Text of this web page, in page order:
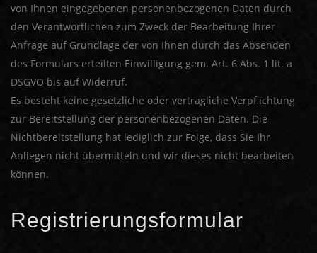
von Ihnen eingegebenen personenbezogenen Daten durch
den Verantwortlichen zum Zweck der Bearbeitung Ihrer
Anfrage auf Grundlage der von Ihnen durch das Absenden
des Formulars erteilten Einwilligung gem. Art. 6 Abs. 1 lit. a
DSGVO bis auf Widerruf.
Es besteht keine gesetzliche oder vertragliche Verpflichtung
zur Bereitstellung der personenbezogenen Daten. Die
Nichtbereitstellung hat lediglich zur Folge, dass Sie Ihr
Anliegen nicht übermitteln und wir dieses nicht bearbeiten
können.
Registrierungsformular